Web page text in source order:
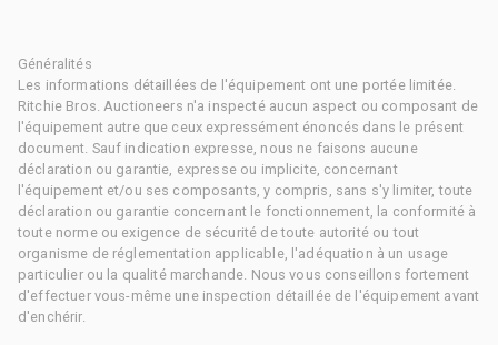
Généralités
Les informations détaillées de l'équipement ont une portée limitée.
Ritchie Bros. Auctioneers n'a inspecté aucun aspect ou composant de
l'équipement autre que ceux expressément énoncés dans le présent
document. Sauf indication expresse, nous ne faisons aucune
déclaration ou garantie, expresse ou implicite, concernant
l'équipement et/ou ses composants, y compris, sans s'y limiter, toute
déclaration ou garantie concernant le fonctionnement, la conformité à
toute norme ou exigence de sécurité de toute autorité ou tout
organisme de réglementation applicable, l'adéquation à un usage
particulier ou la qualité marchande. Nous vous conseillons fortement
d'effectuer vous-même une inspection détaillée de l'équipement avant
d'enchérir.